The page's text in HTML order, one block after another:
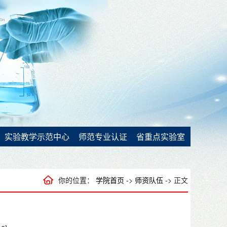
实验教学示范中心 师范专业认证 省重点实验室
你的位置： 学院首页 -> 师资队伍 -> 正文